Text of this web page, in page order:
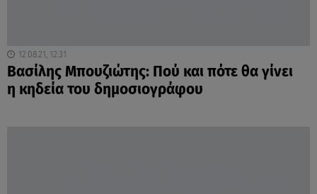
12.08.21, 12:31
Βασίλης Μπουζιώτης: Πού και πότε θα γίνει
η κηδεία του δημοσιογράφου